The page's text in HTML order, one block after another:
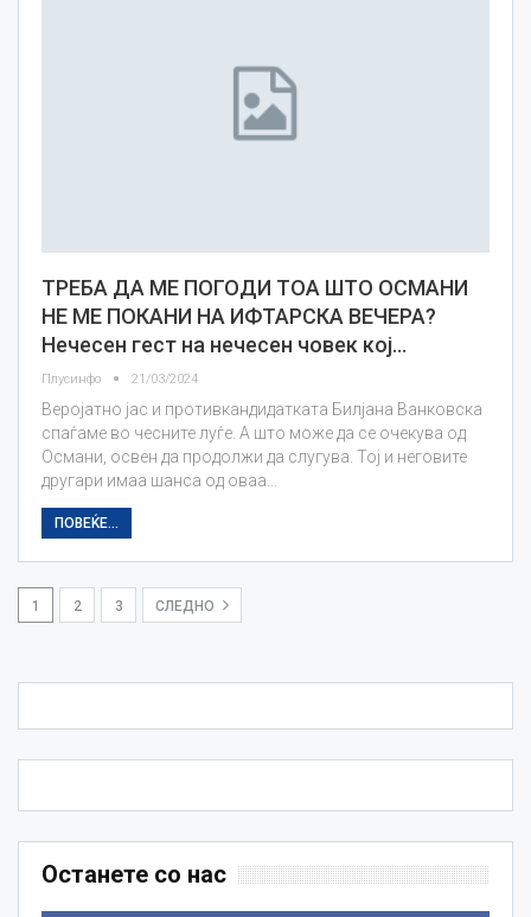
ТРЕБА ДА МЕ ПОГОДИ ТОА ШТО ОСМАНИ
НЕ МЕ ПОКАНИ НА ИФТАРСКА ВЕЧЕРА?
Нечесен гест на нечесен човек кој…
Плусинфо 21/03/2024
Веројатно јас и противкандидатката Билјана Ванковска
спаѓаме во чесните луѓе. А што може да се очекува од
Османи, освен да продолжи да слугува. Тој и неговите
другари имаа шанса од оваа…
ПОВЕЌЕ...
1 2 3 СЛЕДНО
Останете со нас